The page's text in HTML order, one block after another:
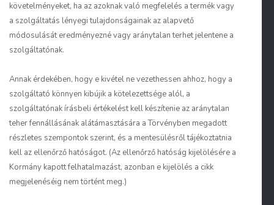
követelményeket, ha az azoknak való megfelelés a termék vagy
a szolgáltatás lényegi tulajdonságainak az alapvető
módosulását eredményezné vagy aránytalan terhet jelentene a
szolgáltatónak.
Annak érdekében, hogy e kivétel ne vezethessen ahhoz, hogy a
szolgáltató könnyen kibújik a kötelezettsége alól, a
szolgáltatónak írásbeli értékelést kell készítenie az aránytalan
teher fennállásának alátámasztására a Törvényben megadott
részletes szempontok szerint, és a mentesülésről tájékoztatnia
kell az ellenőrző hatóságot. (Az ellenőrző hatóság kijelölésére a
Kormány kapott felhatalmazást, azonban e kijelölés a cikk
megjelenéséig nem történt meg.)